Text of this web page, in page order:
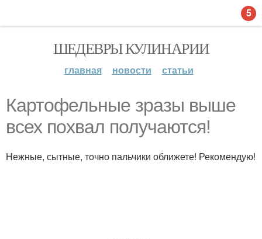
ШЕДЕВРЫ КУЛИНАРИИ
главная новости статьи
Картофельные зразы выше
всех похвал получаются!
Нежные, сытные, точно пальчики оближете! Рекомендую!
5